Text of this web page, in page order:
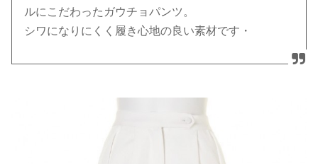
ルにこだわったガウチョパンツ。
シワになりにくく履き心地の良い素材です・